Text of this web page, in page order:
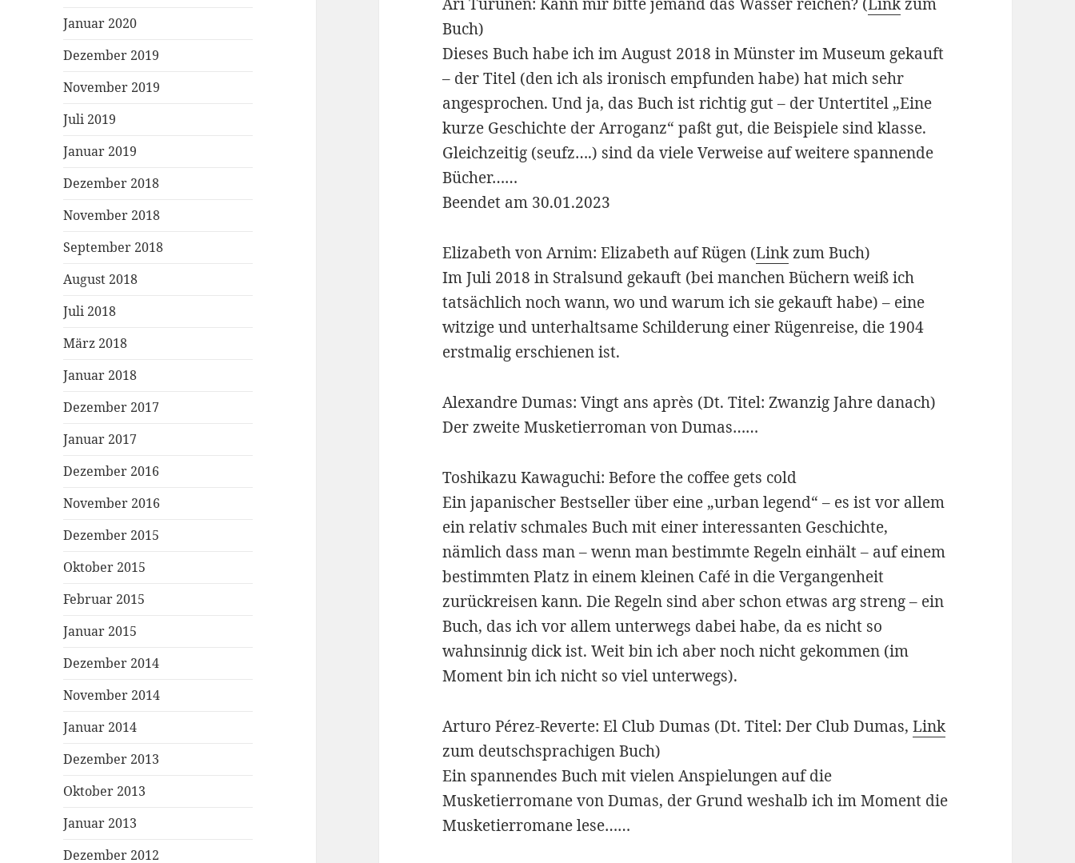
Januar 2020
Dezember 2019
November 2019
Juli 2019
Januar 2019
Dezember 2018
November 2018
September 2018
August 2018
Juli 2018
März 2018
Januar 2018
Dezember 2017
Januar 2017
Dezember 2016
November 2016
Dezember 2015
Oktober 2015
Februar 2015
Januar 2015
Dezember 2014
November 2014
Januar 2014
Dezember 2013
Oktober 2013
Januar 2013
Dezember 2012
Buch)
Dieses Buch habe ich im August 2018 in Münster im Museum gekauft
– der Titel (den ich als ironisch empfunden habe) hat mich sehr
angesprochen. Und ja, das Buch ist richtig gut – der Untertitel „Eine
kurze Geschichte der Arroganz“ paßt gut, die Beispiele sind klasse.
Gleichzeitig (seufz….) sind da viele Verweise auf weitere spannende
Bücher……
Beendet am 30.01.2023
Elizabeth von Arnim: Elizabeth auf Rügen (Linkzum Buch)
Im Juli 2018 in Stralsund gekauft (bei manchen Büchern weiß ich
tatsächlich noch wann, wo und warum ich sie gekauft habe) – eine
witzige und unterhaltsame Schilderung einer Rügenreise, die 1904
erstmalig erschienen ist.
Alexandre Dumas: Vingt ans après (Dt. Titel: Zwanzig Jahre danach)
Der zweite Musketierroman von Dumas……
Toshikazu Kawaguchi: Before the coffee gets cold
Ein japanischer Bestseller über eine „urban legend“ – es ist vor allem
ein relativ schmales Buch mit einer interessanten Geschichte,
nämlich dass man – wenn man bestimmte Regeln einhält – auf einem
bestimmten Platz in einem kleinen Café in die Vergangenheit
zurückreisen kann. Die Regeln sind aber schon etwas arg streng – ein
Buch, das ich vor allem unterwegs dabei habe, da es nicht so
wahnsinnig dick ist. Weit bin ich aber noch nicht gekommen (im
Moment bin ich nicht so viel unterwegs).
Arturo Pérez-Reverte: El Club Dumas (Dt. Titel: Der Club Dumas,Link
zum deutschsprachigen Buch)
Ein spannendes Buch mit vielen Anspielungen auf die
Musketierromane von Dumas, der Grund weshalb ich im Moment die
Musketierromane lese……